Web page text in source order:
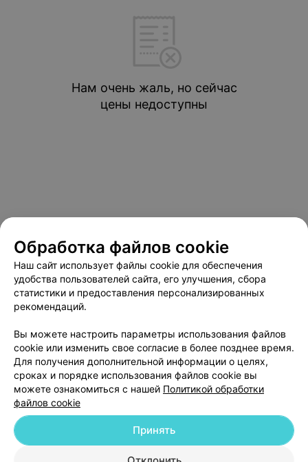
Нам очень жаль, но сейчас
цены недоступны
О проекте
Медицинский маркетинг
Публичный договор
Пользовательское соглашение
Способы оплаты
Вакансии
Партнеры
Написать руководителю 103.by
Персональные настройки cookie
Обработка персональных данных
Обработка файлов cookie
Наш сайт использует файлы cookie для обеспечения
удобства пользователей сайта, его улучшения, сбора
статистики и предоставления персонализированных
рекомендаций.
Вы можете настроить параметры использования файлов
cookie или изменить свое согласие в более позднее время.
Для получения дополнительной информации о целях,
сроках и порядке использования файлов cookie вы
можете ознакомиться с нашей Политикой обработки
файлов cookie
Принять